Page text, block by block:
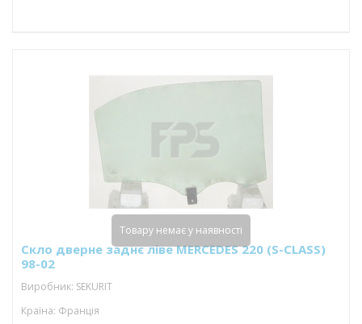
Скло дверне заднє ліве MERCEDES 220 (S-CLASS)
98-02
Виробник: SEKURIT
Країна: Франція
Товару немає у наявності